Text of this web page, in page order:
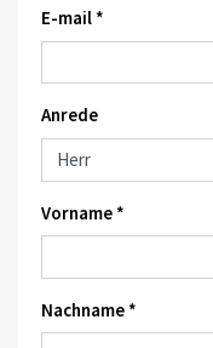
E-mail *
Anrede
Vorname *
Nachname *